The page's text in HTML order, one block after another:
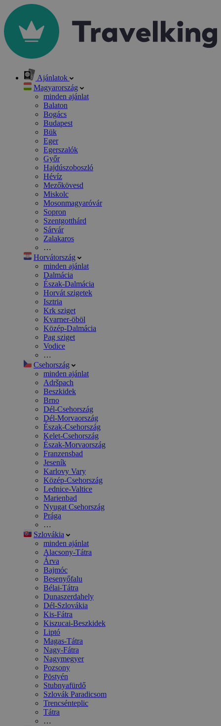
Ajánlatok
Magyarország
minden ajánlat
Balaton
Bogács
Budapest
Bük
Eger
Egerszalók
Győr
Hajdúszoboszló
Hévíz
Mezőkövesd
Miskolc
Mosonmagyaróvár
Sopron
Szentgotthárd
Sárvár
Zalakaros
…
Horvátország
minden ajánlat
Dalmácia
Észak-Dalmácia
Horvát szigetek
Isztria
Krk sziget
Kvarner-öböl
Közép-Dalmácia
Pag sziget
Vodice
…
Csehország
minden ajánlat
Adršpach
Beszkidek
Brno
Dél-Csehország
Dél-Morvaország
Észak-Csehország
Kelet-Csehország
Észak-Morvaország
Franzensbad
Jeseník
Karlovy Vary
Közép-Csehország
Lednice-Valtice
Marienbad
Nyugat Csehország
Prága
…
Szlovákia
minden ajánlat
Alacsony-Tátra
Árva
Bajmóc
Besenyőfalu
Bélai-Tátra
Dunaszerdahely
Dél-Szlovákia
Kis-Fátra
Kiszucai-Beszkidek
Liptó
Magas-Tátra
Nagy-Fátra
Nagymegyer
Pozsony
Pöstyén
Stubnyafürdő
Szlovák Paradicsom
Trencsénteplic
Tátra
…